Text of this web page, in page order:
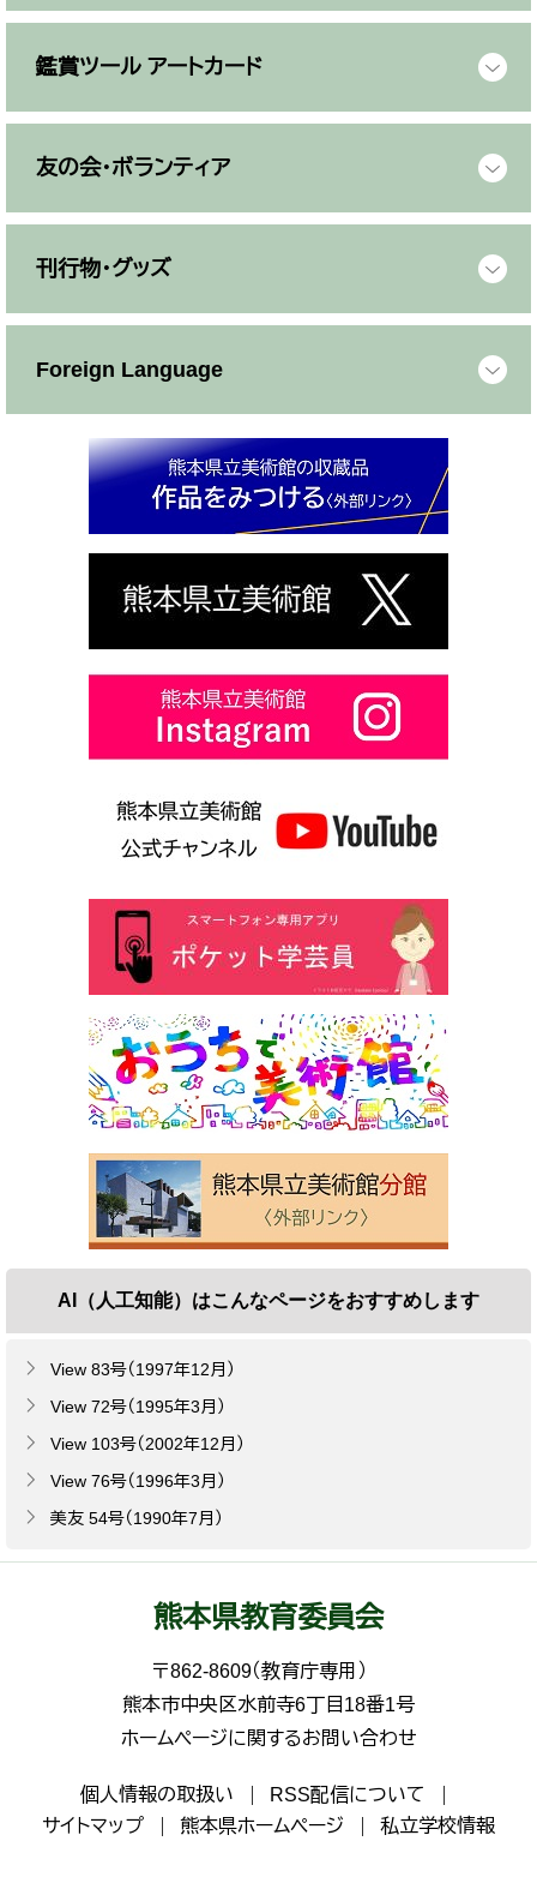
鑑賞ツール アートカード
友の会・ボランティア
刊行物・グッズ
Foreign Language
AI（人工知能）はこんなページをおすすめします
View 83号（1997年12月）
View 72号（1995年3月）
View 103号（2002年12月）
View 76号（1996年3月）
美友 54号（1990年7月）
熊本県教育委員会
〒862-8609（教育庁専用）
熊本市中央区水前寺6丁目18番1号
ホームページに関するお問い合わせ
個人情報の取扱い
RSS配信について
サイトマップ
熊本県ホームページ 私立学校情報